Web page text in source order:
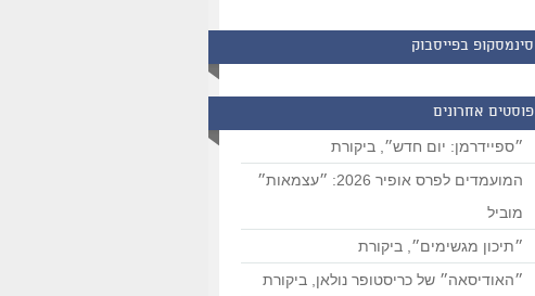
סינמסקופ בפייסבוק
פוסטים אחרונים
״ספיידרמן: יום חדש״, ביקורת
המועמדים לפרס אופיר 2026: ״עצמאות״
מוביל
״תיכון מגשימים״, ביקורת
״האודיסאה״ של כריסטופר נולאן, ביקורת